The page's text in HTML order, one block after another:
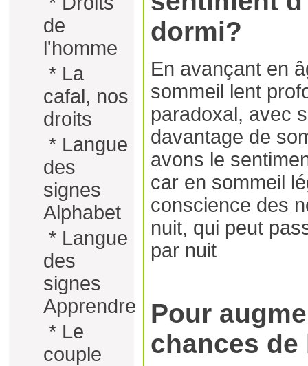
de
l'homme
* La
cafal, nos
droits
* Langue
des
signes
Alphabet
* Langue
des
signes
Apprendre
* Le
couple
dormi?
En avançant en
sommeil lent
paradoxal, avec
davantage de
avons le
car en sommeil
conscience des
nuit, qui peut
par nuit
Pour
chances